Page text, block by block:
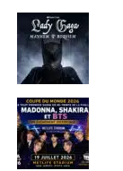
SUJETS ASSOCIÉS: